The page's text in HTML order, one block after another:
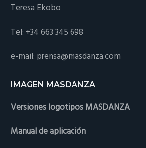
Teresa Ekobo
Tel: +34 663 345 698
e-mail: prensa@masdanza.com
IMAGEN MASDANZA
Versiones logotipos MASDANZA
Manual de aplicación